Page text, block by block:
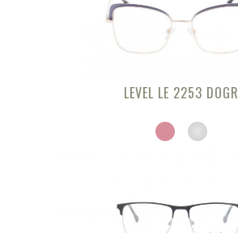
LEVEL LE 2253 DOGR